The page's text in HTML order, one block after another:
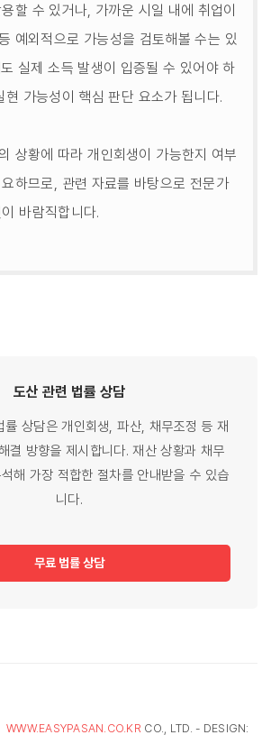
할 수 있거나, 가까운 시일 내에 취업이
예외적으로 가능성을 검토해볼 수는 있
실제 소득 발생이 입증될 수 있어야 하
현 가능성이 핵심 판단 요소가 됩니다.
상황에 따라 개인회생이 가능한지 여부
하므로, 관련 자료를 바탕으로 전문가
바람직합니다.
도산 관련 법률 상담
률 상담은 개인회생, 파산, 채무조정 등 재
결 방향을 제시합니다. 재산 상황과 채무
해 가장 적합한 절차를 안내받을 수 있습
니다.
무료 법률 상담
WWW.EASYPASAN.CO.KR CO., LTD. - DESIGN: